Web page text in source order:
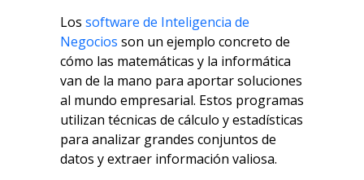
Los software de Inteligencia de
Negocios son un ejemplo concreto de
cómo las matemáticas y la informática
van de la mano para aportar soluciones
al mundo empresarial. Estos programas
utilizan técnicas de cálculo y estadísticas
para analizar grandes conjuntos de
datos y extraer información valiosa.